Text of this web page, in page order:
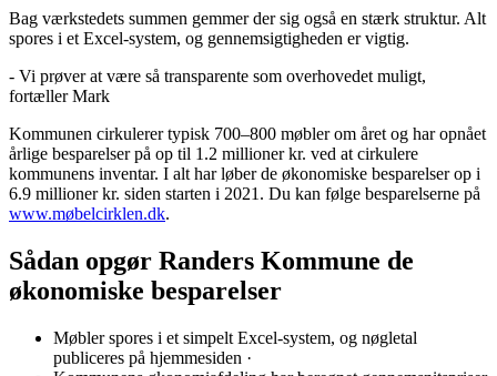
Bag værkstedets summen gemmer der sig også en stærk struktur. Alt
spores i et Excel-system, og gennemsigtigheden er vigtig.
- Vi prøver at være så transparente som overhovedet muligt,
fortæller Mark
Kommunen cirkulerer typisk 700–800 møbler om året og har opnået
årlige besparelser på op til 1.2 millioner kr. ved at cirkulere
kommunens inventar. I alt har løber de økonomiske besparelser op i
6.9 millioner kr. siden starten i 2021. Du kan følge besparelserne på
www.møbelcirklen.dk.
Sådan opgør Randers Kommune de
økonomiske besparelser
Møbler spores i et simpelt Excel-system, og nøgletal
publiceres på hjemmesiden ·